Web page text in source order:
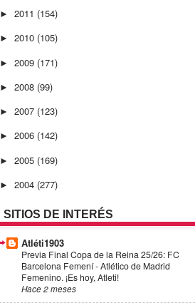
► 2011 (154)
► 2010 (105)
► 2009 (171)
► 2008 (99)
► 2007 (123)
► 2006 (142)
► 2005 (169)
► 2004 (277)
SITIOS DE INTERÉS
Atléti1903
Previa Final Copa de la Reina 25/26: FC
Barcelona Femení - Atlético de Madrid
Femenino. ¡Es hoy, Atleti!
Hace 2 meses